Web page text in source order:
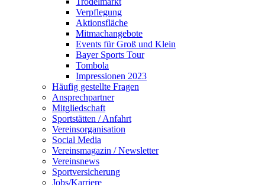
Verpflegung
Aktionsfläche
Mitmachangebote
Events für Groß und Klein
Bayer Sports Tour
Tombola
Impressionen 2023
Häufig gestellte Fragen
Ansprechpartner
Mitgliedschaft
Sportstätten / Anfahrt
Vereinsorganisation
Social Media
Vereinsmagazin / Newsletter
Vereinsnews
Sportversicherung
Jobs/Karriere